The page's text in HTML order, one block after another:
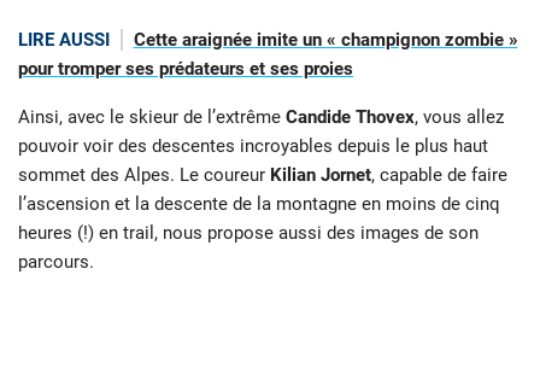
LIRE AUSSI
Cette araignée imite un « champignon zombie »
pour tromper ses prédateurs et ses proies
Ainsi, avec le skieur de l’extrême Candide Thovex, vous allez
pouvoir voir des descentes incroyables depuis le plus haut
sommet des Alpes. Le coureur Kilian Jornet, capable de faire
l’ascension et la descente de la montagne en moins de cinq
heures (!) en trail, nous propose aussi des images de son
parcours.